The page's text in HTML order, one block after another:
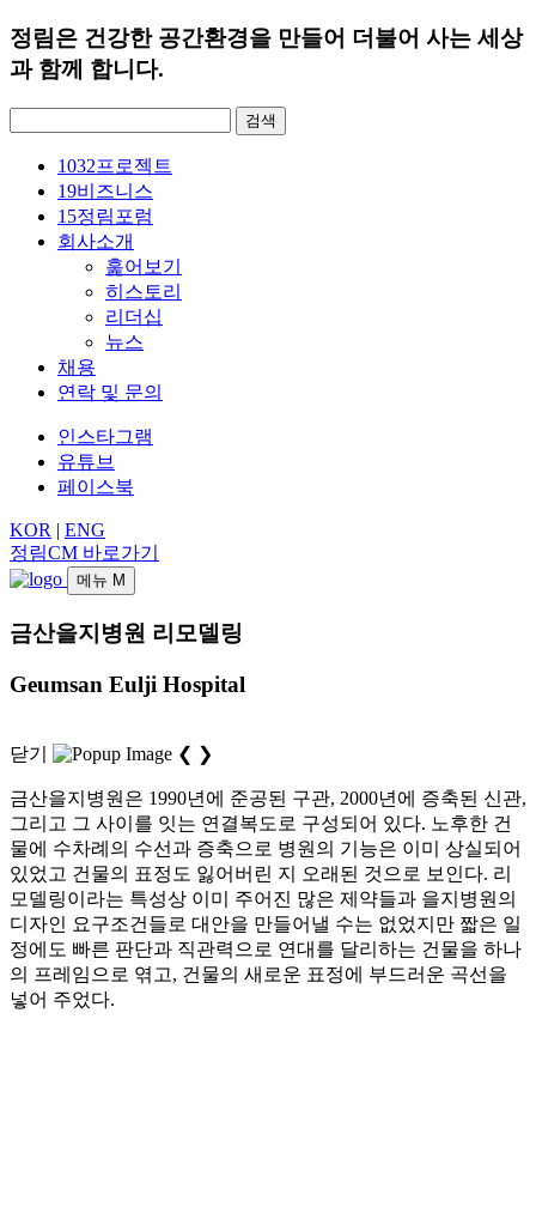
정림은 건강한 공간환경을 만들어 더불어 사는 세상
과 함께 합니다.
1032프로젝트
19비즈니스
15정림포럼
회사소개
훑어보기
히스토리
리더십
뉴스
채용
연락 및 문의
인스타그램
유튜브
페이스북
KOR | ENG
정림CM 바로가기
메뉴 M
금산을지병원 리모델링
Geumsan Eulji Hospital
닫기 ❮ ❯
금산을지병원은 1990년에 준공된 구관, 2000년에 증축된 신관,
그리고 그 사이를 잇는 연결복도로 구성되어 있다. 노후한 건
물에 수차례의 수선과 증축으로 병원의 기능은 이미 상실되어
있었고 건물의 표정도 잃어버린 지 오래된 것으로 보인다. 리
모델링이라는 특성상 이미 주어진 많은 제약들과 을지병원의
디자인 요구조건들로 대안을 만들어낼 수는 없었지만 짧은 일
정에도 빠른 판단과 직관력으로 연대를 달리하는 건물을 하나
의 프레임으로 엮고, 건물의 새로운 표정에 부드러운 곡선을
넣어 주었다.